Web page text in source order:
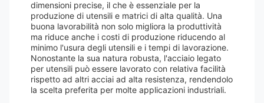
dimensioni precise, il che è essenziale per la
produzione di utensili e matrici di alta qualità. Una
buona lavorabilità non solo migliora la produttività
ma riduce anche i costi di produzione riducendo al
minimo l'usura degli utensili e i tempi di lavorazione.
Nonostante la sua natura robusta, l'acciaio legato
per utensili può essere lavorato con relativa facilità
rispetto ad altri acciai ad alta resistenza, rendendolo
la scelta preferita per molte applicazioni industriali.